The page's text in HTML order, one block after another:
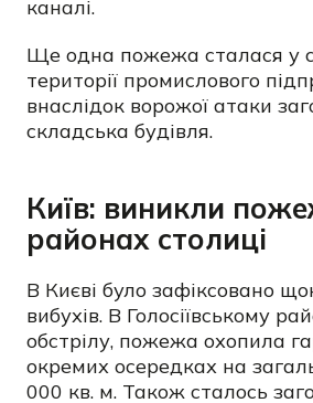
каналі.
Ще одна пожежа сталася у
території промислового
внаслідок ворожої атаки
складська будівля.
Київ: виникли
районах столиці
В Києві було зафіксовано
вибухів. В Голосіївському
обстрілу, пожежа охопила
окремих осередках на
000 кв. м. Також сталось